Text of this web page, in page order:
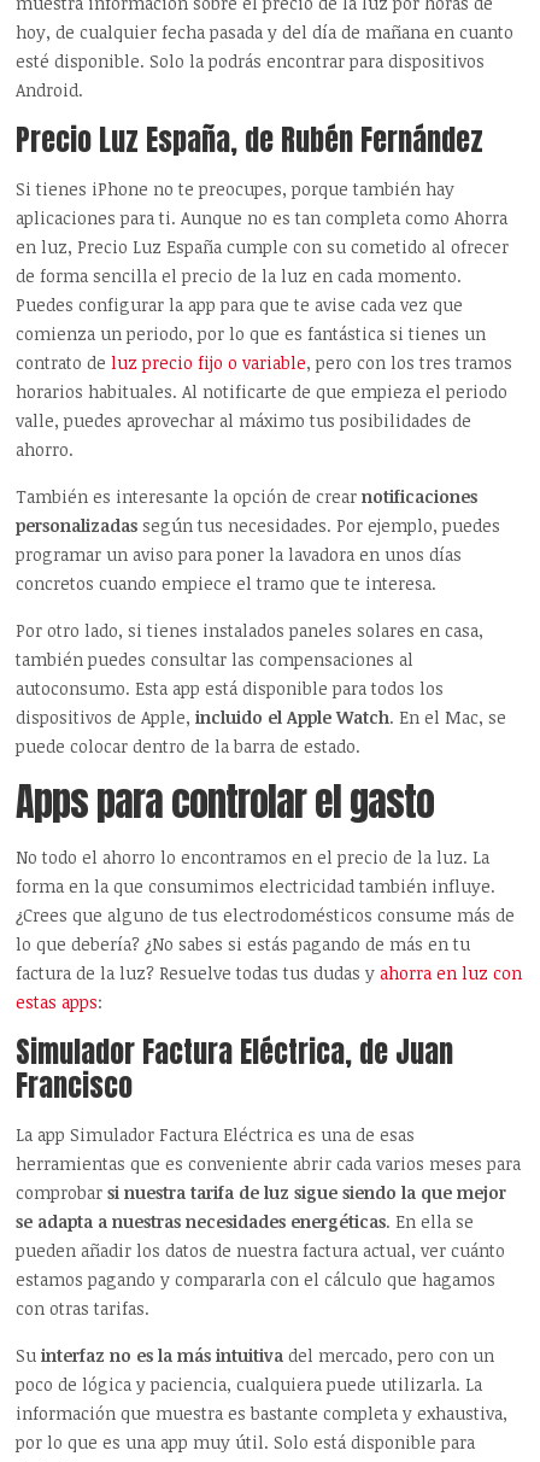
hoy, de cualquier fecha pasada y del día de mañana en cuanto
esté disponible. Solo la podrás encontrar para dispositivos
Android.
Precio Luz España, de Rubén Fernández
Si tienes iPhone no te preocupes, porque también hay
aplicaciones para ti. Aunque no es tan completa como Ahorra
en luz, Precio Luz España cumple con su cometido al ofrecer
de forma sencilla el precio de la luz en cada momento.
Puedes configurar la app para que te avise cada vez que
comienza un periodo, por lo que es fantástica si tienes un
contrato deluz precio fijo o variable, pero con los tres tramos
horarios habituales. Al notificarte de que empieza el periodo
valle, puedes aprovechar al máximo tus posibilidades de
ahorro.
También es interesante la opción de crearnotificaciones
personalizadas según tus necesidades. Por ejemplo, puedes
programar un aviso para poner la lavadora en unos días
concretos cuando empiece el tramo que te interesa.
Por otro lado, si tienes instalados paneles solares en casa,
también puedes consultar las compensaciones al
autoconsumo. Esta app está disponible para todos los
dispositivos de Apple,incluido el Apple Watch. En el Mac, se
puede colocar dentro de la barra de estado.
Apps para controlar el gasto
No todo el ahorro lo encontramos en el precio de la luz. La
forma en la que consumimos electricidad también influye.
¿Crees que alguno de tus electrodomésticos consume más de
lo que debería? ¿No sabes si estás pagando de más en tu
factura de la luz? Resuelve todas tus dudas yahorra en luz con
estas apps:
Simulador Factura Eléctrica, de Juan
Francisco
La app Simulador Factura Eléctrica es una de esas
herramientas que es conveniente abrir cada varios meses para
comprobarsi nuestra tarifa de luz sigue siendo la que mejor
se adapta a nuestras necesidades energéticas. En ella se
pueden añadir los datos de nuestra factura actual, ver cuánto
estamos pagando y compararla con el cálculo que hagamos
con otras tarifas.
Suinterfaz no es la más intuitiva del mercado, pero con un
poco de lógica y paciencia, cualquiera puede utilizarla. La
información que muestra es bastante completa y exhaustiva,
por lo que es una app muy útil. Solo está disponible para